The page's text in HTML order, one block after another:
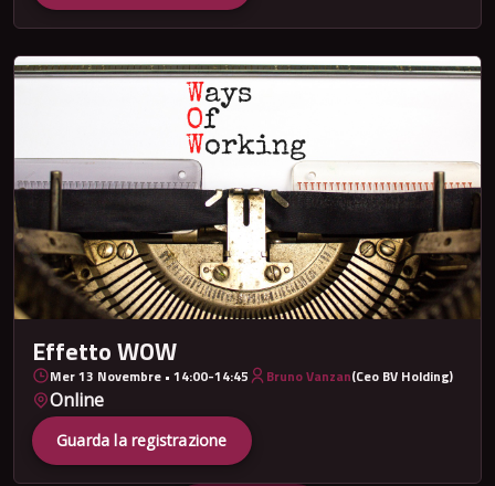
Effetto WOW
Mer 13 Novembre • 14:00-14:45 Bruno Vanzan(Ceo BV Holding)
Online
Guarda la registrazione